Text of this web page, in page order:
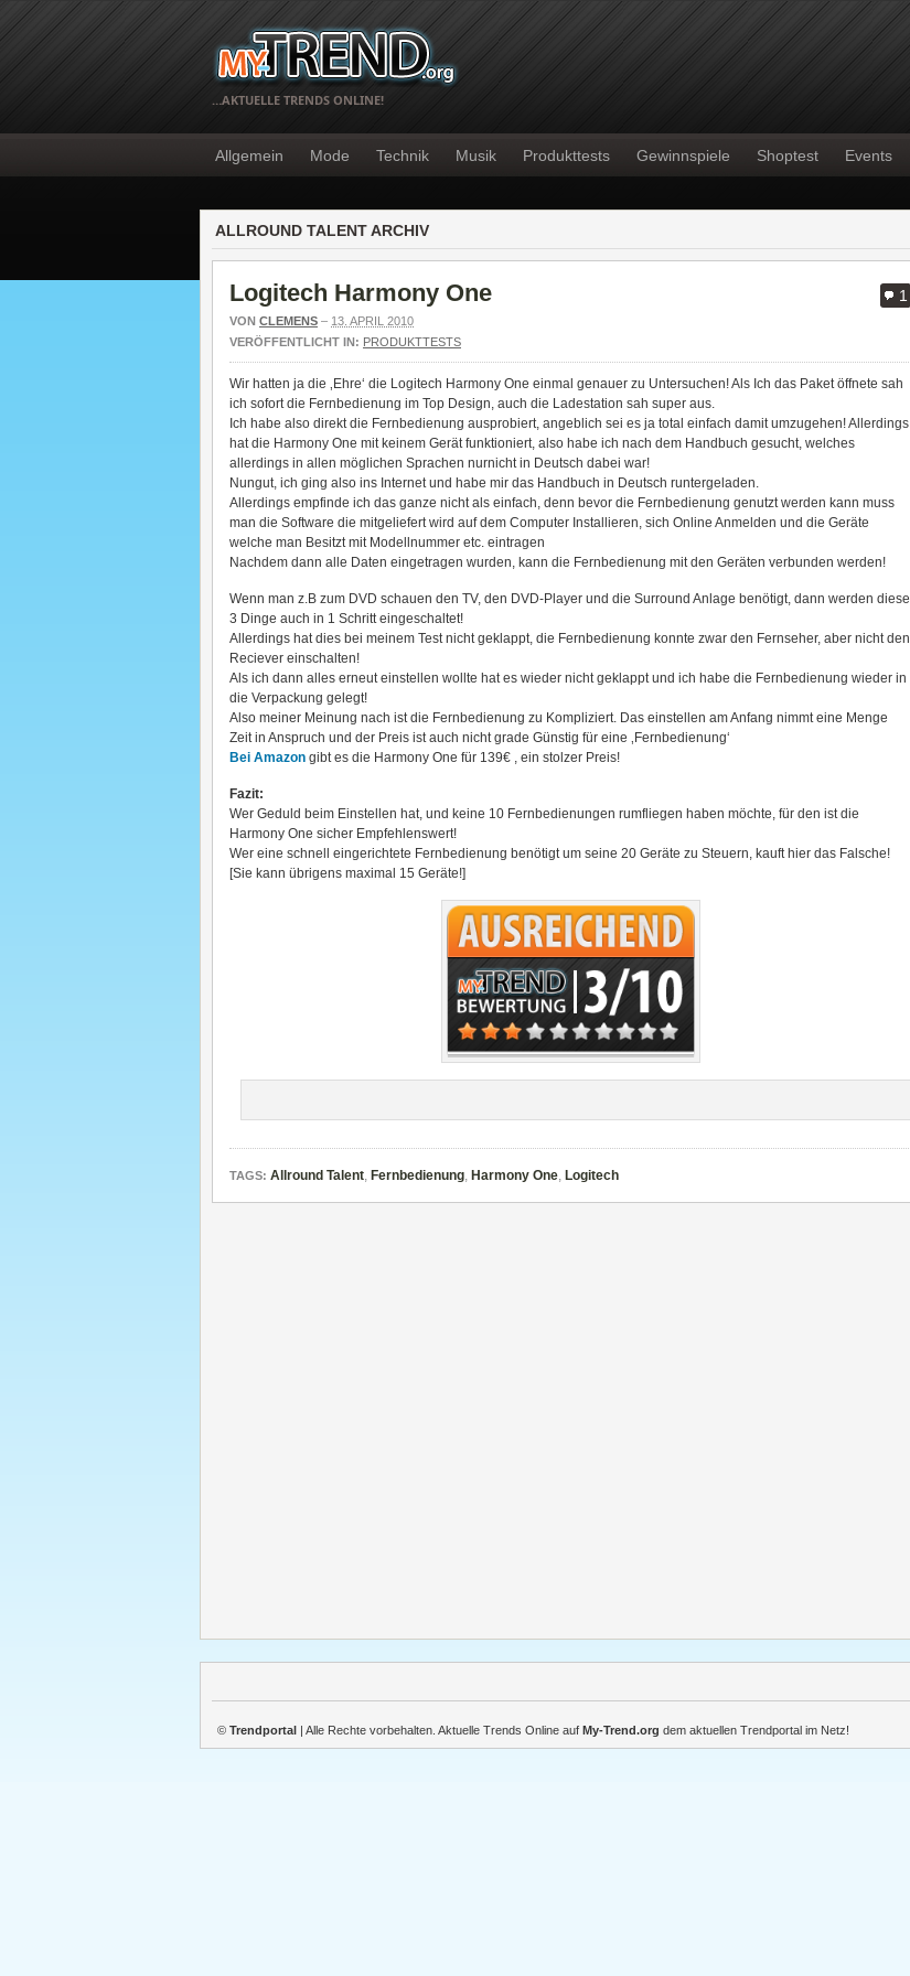
…AKTUELLE TRENDS ONLINE!
Allgemein Mode Technik Musik Produkttests Gewinnspiele Shoptest Events
ALLROUND TALENT ARCHIV
1
Logitech Harmony One
VON CLEMENS – 13. APRIL 2010
VERÖFFENTLICHT IN: PRODUKTTESTS
Wir hatten ja die ‚Ehre‘ die Logitech Harmony One einmal genauer zu Untersuchen! Als Ich das Paket öffnete sah
ich sofort die Fernbedienung im Top Design, auch die Ladestation sah super aus.
Ich habe also direkt die Fernbedienung ausprobiert, angeblich sei es ja total einfach damit umzugehen! Allerdings
hat die Harmony One mit keinem Gerät funktioniert, also habe ich nach dem Handbuch gesucht, welches
allerdings in allen möglichen Sprachen nurnicht in Deutsch dabei war!
Nungut, ich ging also ins Internet und habe mir das Handbuch in Deutsch runtergeladen.
Allerdings empfinde ich das ganze nicht als einfach, denn bevor die Fernbedienung genutzt werden kann muss
man die Software die mitgeliefert wird auf dem Computer Installieren, sich Online Anmelden und die Geräte
welche man Besitzt mit Modellnummer etc. eintragen
Nachdem dann alle Daten eingetragen wurden, kann die Fernbedienung mit den Geräten verbunden werden!
Wenn man z.B zum DVD schauen den TV, den DVD-Player und die Surround Anlage benötigt, dann werden diese
3 Dinge auch in 1 Schritt eingeschaltet!
Allerdings hat dies bei meinem Test nicht geklappt, die Fernbedienung konnte zwar den Fernseher, aber nicht den
Reciever einschalten!
Als ich dann alles erneut einstellen wollte hat es wieder nicht geklappt und ich habe die Fernbedienung wieder in
die Verpackung gelegt!
Also meiner Meinung nach ist die Fernbedienung zu Kompliziert. Das einstellen am Anfang nimmt eine Menge
Zeit in Anspruch und der Preis ist auch nicht grade Günstig für eine ‚Fernbedienung‘
Bei Amazon gibt es die Harmony One für 139€ , ein stolzer Preis!
Fazit:
Wer Geduld beim Einstellen hat, und keine 10 Fernbedienungen rumfliegen haben möchte, für den ist die
Harmony One sicher Empfehlenswert!
Wer eine schnell eingerichtete Fernbedienung benötigt um seine 20 Geräte zu Steuern, kauft hier das Falsche!
[Sie kann übrigens maximal 15 Geräte!]
TAGS: Allround Talent, Fernbedienung, Harmony One, Logitech
© Trendportal | Alle Rechte vorbehalten. Aktuelle Trends Online auf My-Trend.org dem aktuellen Trendportal im Netz!